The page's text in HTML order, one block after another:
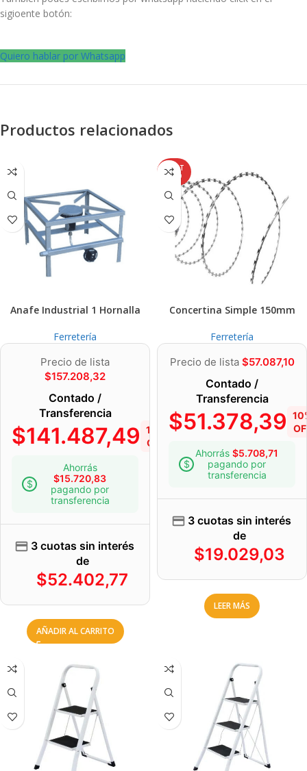
sigioente botón:
Quiero hablar por Whatsapp
Productos relacionados
Anafe Industrial 1 Hornalla
Ferretería
Precio de lista
$157.208,32
Contado /
Transferencia
$141.487,49 10%
OFF
Ahorrás
$15.720,83
pagando por
transferencia
3 cuotas sin interés
de
$52.402,77
AÑADIR AL CARRITO
AGOT
ADO
Concertina Simple 150mm
Ferretería
Precio de lista $57.087,10
Contado /
Transferencia
$51.378,39
Ahorrás $5.708,71
pagando por
transferencia
3 cuotas sin interés
de
$19.029,03
LEER MÁS